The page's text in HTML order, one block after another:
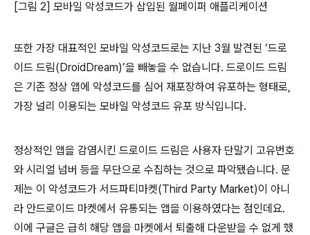
[그림 2] 모바일 악성코드가 삽입된 월페이퍼 애플리케이션
또한 가장 대표적인 모바일 악성코드로는 지난 3월 발견된 ‘드로
이드 드림(DroidDream)’을 빼놓을 수 없습니다. 드로이드 드림
은 기존 정상 앱에 악성코드를 심어 재포장하여 유포하는 형태로,
가장 널리 이용되는 모바일 악성코드 유포 방식입니다.
정상적인 앱을 감염시킨 드로이드 드림은 사용자 단말기 고유번호
와 시리얼 넘버 등을 무단으로 수집하는 것으로 파악됐습니다. 문
제는 이 악성코드가 서드파티마켓(Third Party Market)이 아니
라 안드로이드 마켓에서 유통되는 앱을 이용하였다는 점인데요.
이에 구글은 급히 해당 앱을 마켓에서 퇴출해 다운받을 수 없게 했